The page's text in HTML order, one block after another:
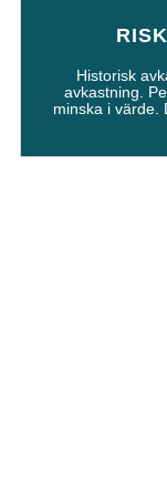
Historisk
avkastning.
minska i värde.